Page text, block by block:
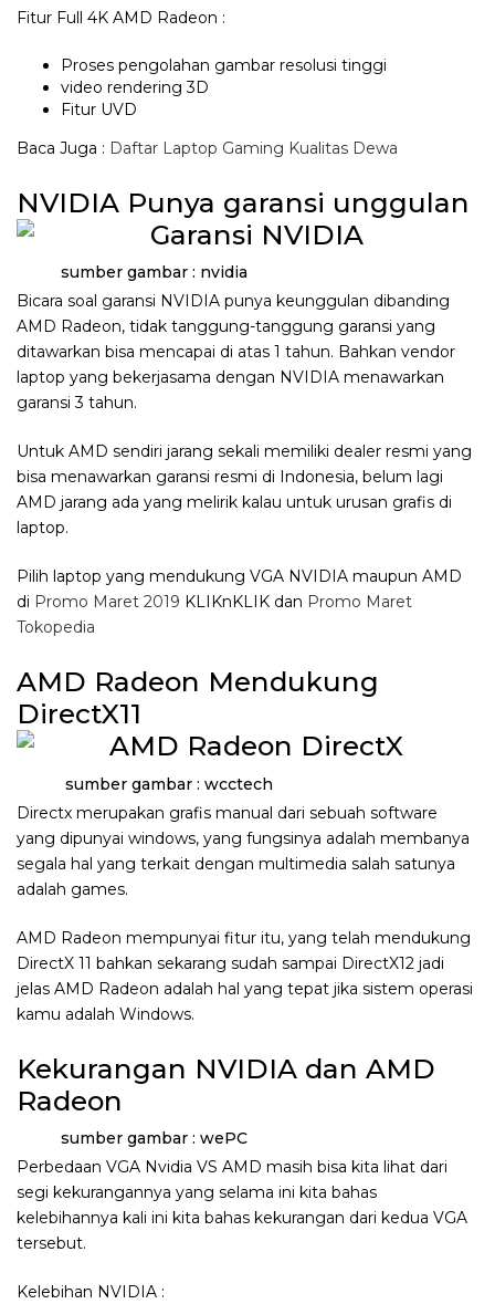
Fitur Full 4K AMD Radeon :
Proses pengolahan gambar resolusi tinggi
video rendering 3D
Fitur UVD
Baca Juga : Daftar Laptop Gaming Kualitas Dewa
NVIDIA Punya garansi unggulan
sumber gambar : nvidia
Bicara soal garansi NVIDIA punya keunggulan dibanding
AMD Radeon, tidak tanggung-tanggung garansi yang
ditawarkan bisa mencapai di atas 1 tahun. Bahkan vendor
laptop yang bekerjasama dengan NVIDIA menawarkan
garansi 3 tahun.
Untuk AMD sendiri jarang sekali memiliki dealer resmi yang
bisa menawarkan garansi resmi di Indonesia, belum lagi
AMD jarang ada yang melirik kalau untuk urusan grafis di
laptop.
Pilih laptop yang mendukung VGA NVIDIA maupun AMD
di Promo Maret 2019 KLIKnKLIK dan Promo Maret
Tokopedia
AMD Radeon Mendukung
DirectX11
sumber gambar : wcctech
Directx merupakan grafis manual dari sebuah software
yang dipunyai windows, yang fungsinya adalah membanya
segala hal yang terkait dengan multimedia salah satunya
adalah games.
AMD Radeon mempunyai fitur itu, yang telah mendukung
DirectX 11 bahkan sekarang sudah sampai DirectX12 jadi
jelas AMD Radeon adalah hal yang tepat jika sistem operasi
kamu adalah Windows.
Kekurangan NVIDIA dan AMD
Radeon
sumber gambar : wePC
Perbedaan VGA Nvidia VS AMD masih bisa kita lihat dari
segi kekurangannya yang selama ini kita bahas
kelebihannya kali ini kita bahas kekurangan dari kedua VGA
tersebut.
Kelebihan NVIDIA :